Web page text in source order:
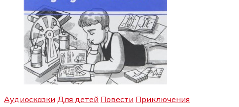
Аудиосказки Для детей Повести Приключения